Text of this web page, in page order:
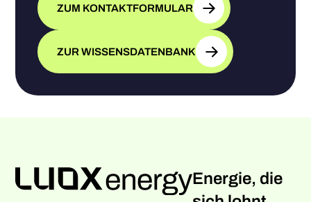
ZUM KONTAKTFORMULAR
ZUR WISSENSDATENBANK
Energie, die